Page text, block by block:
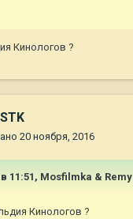
Кинологов ?
20 ноября, 2016
11:51, Mosfilmka & Remy
Кинологов ?